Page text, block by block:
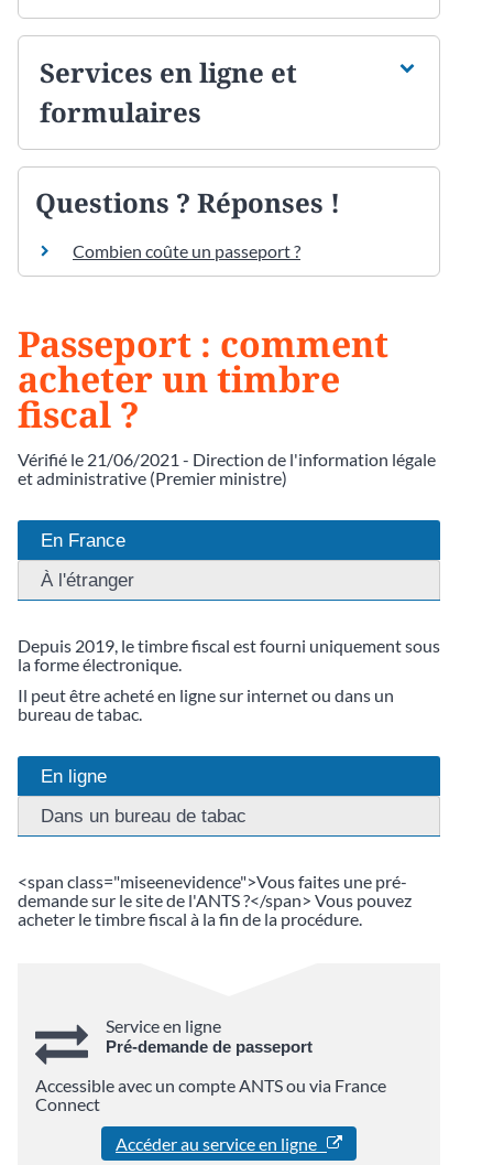
Services en ligne et
formulaires
Questions ? Réponses !
Combien coûte un passeport ?
Passeport : comment
acheter un timbre
fiscal ?
Vérifié le 21/06/2021 - Direction de l'information légale
et administrative (Premier ministre)
En France
À l'étranger
Depuis 2019, le timbre fiscal est fourni uniquement sous
la forme électronique.
Il peut être acheté en ligne sur internet ou dans un
bureau de tabac.
En ligne
Dans un bureau de tabac
<span class="miseenevidence">Vous faites une pré-
demande sur le site de l'ANTS ?</span> Vous pouvez
acheter le timbre fiscal à la fin de la procédure.
Service en ligne
Pré-demande de passeport
Accessible avec un compte ANTS ou via France
Connect
Accéder au service en ligne